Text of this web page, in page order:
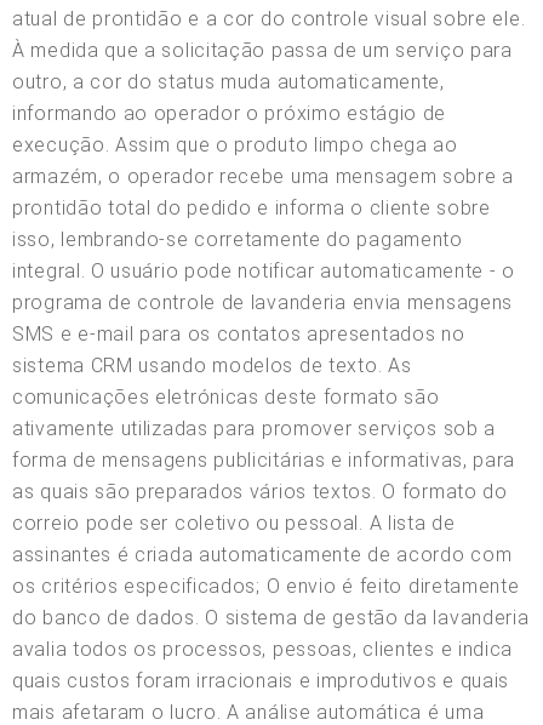
atual de prontidão e a cor do controle visual sobre ele.
À medida que a solicitação passa de um serviço para
outro, a cor do status muda automaticamente,
informando ao operador o próximo estágio de
execução. Assim que o produto limpo chega ao
armazém, o operador recebe uma mensagem sobre a
prontidão total do pedido e informa o cliente sobre
isso, lembrando-se corretamente do pagamento
integral. O usuário pode notificar automaticamente - o
programa de controle de lavanderia envia mensagens
SMS e e-mail para os contatos apresentados no
sistema CRM usando modelos de texto. As
comunicações eletrónicas deste formato são
ativamente utilizadas para promover serviços sob a
forma de mensagens publicitárias e informativas, para
as quais são preparados vários textos. O formato do
correio pode ser coletivo ou pessoal. A lista de
assinantes é criada automaticamente de acordo com
os critérios especificados; O envio é feito diretamente
do banco de dados. O sistema de gestão da lavanderia
avalia todos os processos, pessoas, clientes e indica
quais custos foram irracionais e improdutivos e quais
mais afetaram o lucro. A análise automática é uma